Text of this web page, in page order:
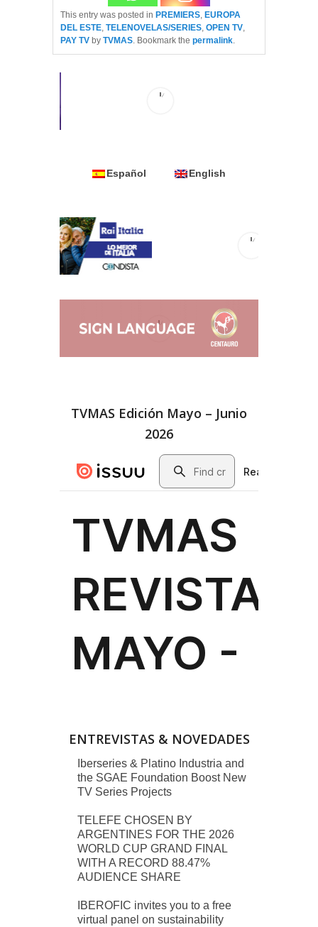
This entry was posted in PREMIERS EUROPA
DEL ESTE TELENOVELAS/SERIES OPEN TV
PAY TV by TVMAS . Bookmark the permalink
Español English
TVMAS Edición Mayo – Junio
2026
ENTREVISTAS & NOVEDADES
Iberseries & Platino Industria and
the SGAE Foundation Boost New
TV Series Projects
TELEFE CHOSEN BY
ARGENTINES FOR THE 2026
WORLD CUP GRAND FINAL
WITH A RECORD 88.47%
AUDIENCE SHARE
IBEROFIC invites you to a free
virtual panel on sustainability